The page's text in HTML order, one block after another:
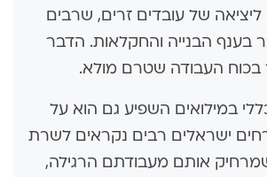
של עובדים זרים, שרבים
בענף הבנייה והחקלאות. הדבר
בכוח העבודה שטרם מולא.
במילואים השפיע גם הוא על
ישראלים רבים נקראים לשרת
אותם מעבודתם הרגילה,